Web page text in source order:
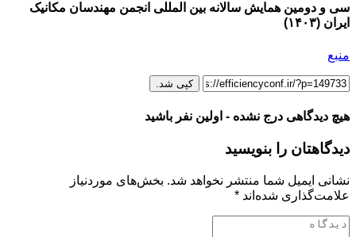
سی و دومین همایش سالانه بین المللی انجمن مهندسان مکانیک
ایران (۱۴۰۳)
منبع
کپی شد.
هیچ دیدگاهی درج نشده - اولین نفر باشید
دیدگاهتان را بنویسید
نشانی ایمیل شما منتشر نخواهد شد. بخش‌های موردنیاز
علامت‌گذاری شده‌اند *